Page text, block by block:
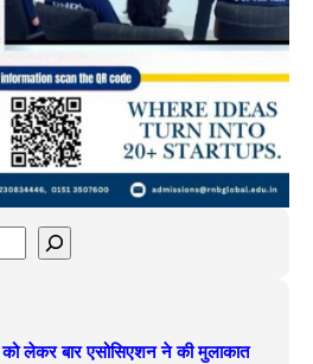
को लेकर बार एसोसिएशन ने की मुलाकात